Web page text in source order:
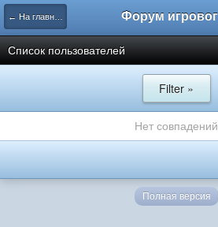
← На главную
Список пользователей
Filter »
Нет совпадений
Полная версия